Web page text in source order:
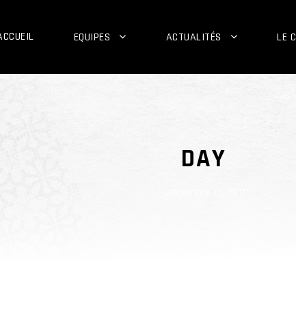
EQUIPES ACTUALITÉS LE
DAY